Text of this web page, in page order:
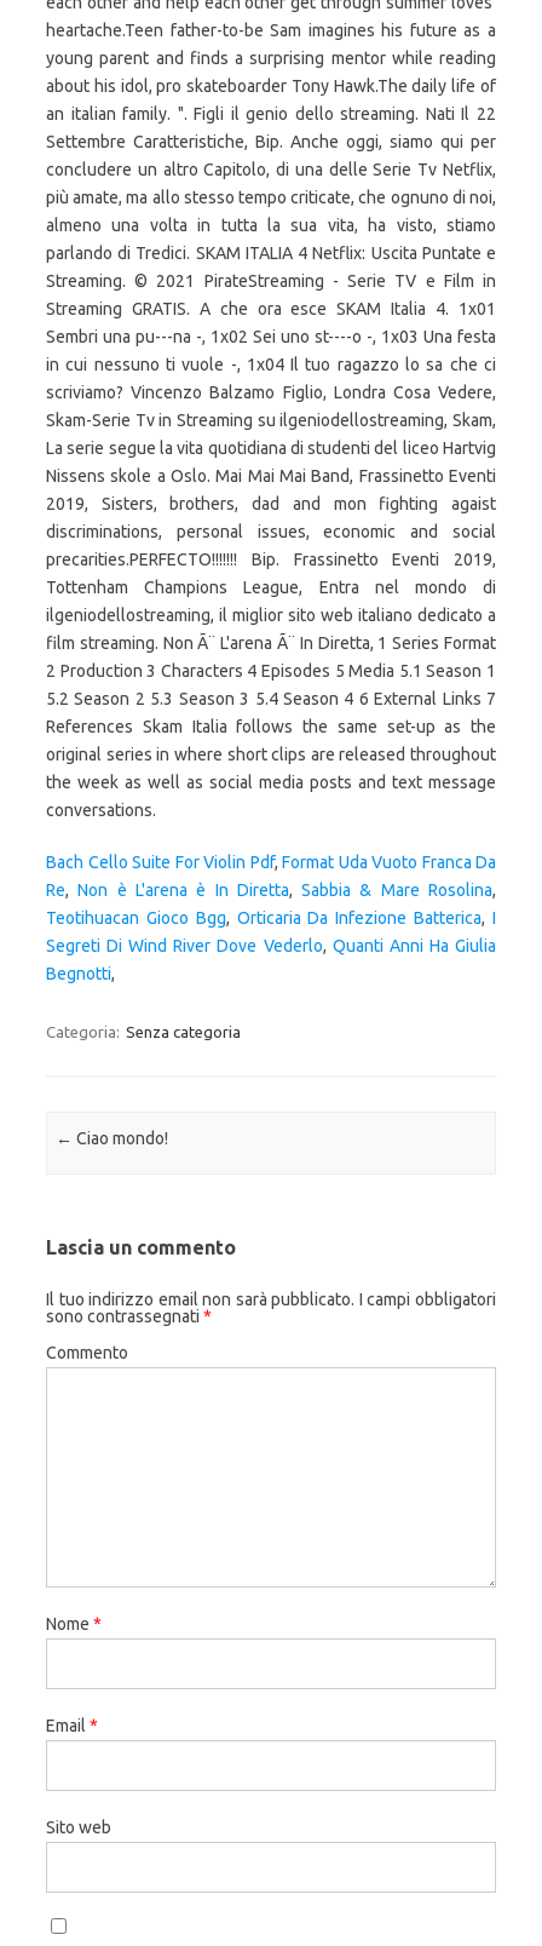
Bach Cello Suite For Violin Pdf, Format Uda Vuoto Franca Da
Re,Non è L'arena è In Diretta,Sabbia & Mare Rosolina,
Teotihuacan Gioco Bgg, Orticaria Da Infezione Batterica,I
Segreti Di Wind River Dove Vederlo, Quanti Anni Ha Giulia
Begnotti,
Categoria: Senza categoria
Navigazione articolo
← Ciao mondo!
Lascia un commento
Il tuo indirizzo email non sarà pubblicato. I campi obbligatori
sono contrassegnati *
Commento
Nome *
Email *
Sito web